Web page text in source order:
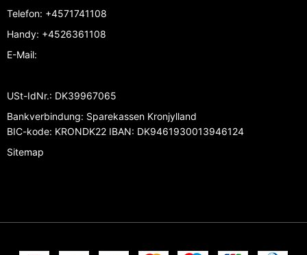
Telefon: +4571741108
Handy: +4526361108
E-Mail:
USt-IdNr.: DK39967065
Bankverbindung: Sparekassen Kronjylland
BIC-kode: KRONDK22 IBAN: DK9461930013946124
Sitemap